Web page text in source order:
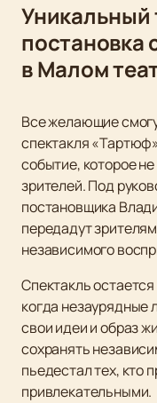
Уникальный
постановка
в Малом
Все желающие
спектакля
событие, которое
зрителей. Под
постановщика
передадут
независимого
Спектакль
когда
свои идеи и образ
сохранять
пьедестал тех, кто
привлекательными.